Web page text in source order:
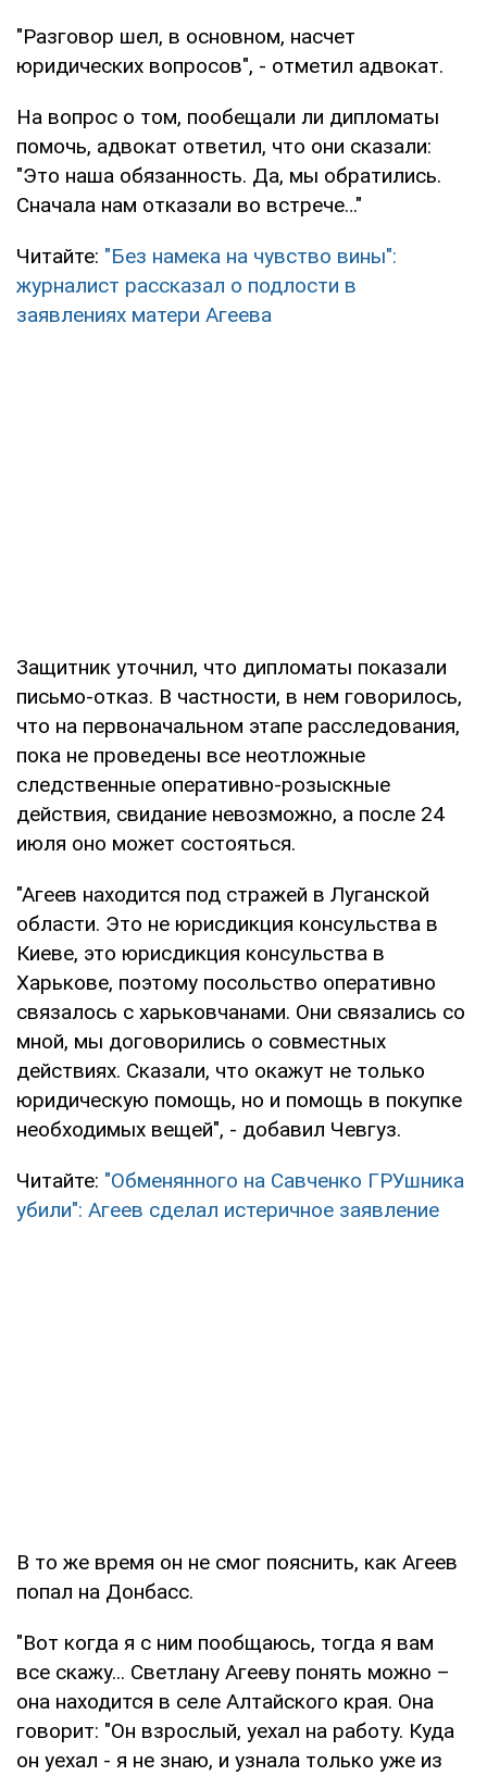
"Разговор шел, в основном, насчет
юридических вопросов", - отметил адвокат.
На вопрос о том, пообещали ли дипломаты
помочь, адвокат ответил, что они сказали:
"Это наша обязанность. Да, мы обратились.
Сначала нам отказали во встрече…"
Читайте: "Без намека на чувство вины":
журналист рассказал о подлости в
заявлениях матери Агеева
Защитник уточнил, что дипломаты показали
письмо-отказ. В частности, в нем говорилось,
что на первоначальном этапе расследования,
пока не проведены все неотложные
следственные оперативно-розыскные
действия, свидание невозможно, а после 24
июля оно может состояться.
"Агеев находится под стражей в Луганской
области. Это не юрисдикция консульства в
Киеве, это юрисдикция консульства в
Харькове, поэтому посольство оперативно
связалось с харьковчанами. Они связались со
мной, мы договорились о совместных
действиях. Сказали, что окажут не только
юридическую помощь, но и помощь в покупке
необходимых вещей", - добавил Чевгуз.
Читайте: "Обменянного на Савченко ГРУшника
убили": Агеев сделал истеричное заявление
В то же время он не смог пояснить, как Агеев
попал на Донбасс.
"Вот когда я с ним пообщаюсь, тогда я вам
все скажу... Светлану Агееву понять можно –
она находится в селе Алтайского края. Она
говорит: "Он взрослый, уехал на работу. Куда
он уехал - я не знаю, и узнала только уже из